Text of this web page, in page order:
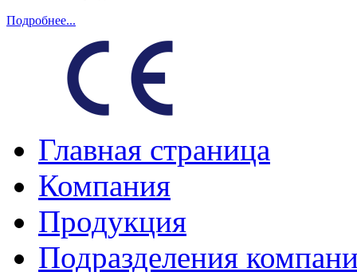
Подробнее...
Главная страница
Компания
Продукция
Подразделения